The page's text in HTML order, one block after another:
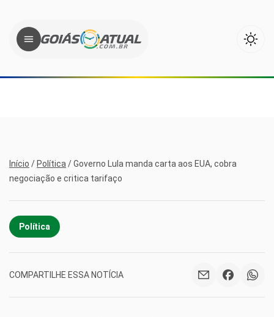
Início / Política /Governo Lula manda carta aos EUA, cobra
negociação e critica tarifaço
Política
COMPARTILHE ESSA NOTÍCIA